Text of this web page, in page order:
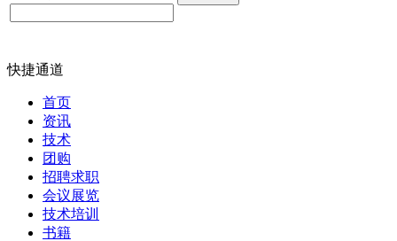
快捷通道
首页
资讯
技术
团购
招聘求职
会议展览
技术培训
书籍